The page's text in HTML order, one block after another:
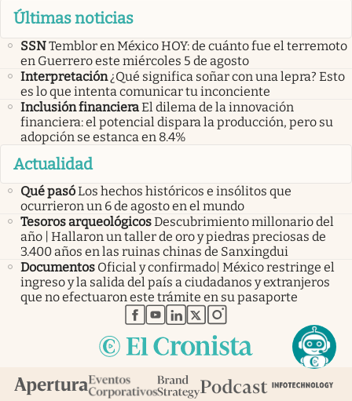
Últimas noticias
SSNTemblor en México HOY: de cuánto fue el terremoto
en Guerrero este miércoles 5 de agosto
Interpretación ¿Qué significa soñar con una lepra? Esto
es lo que intenta comunicar tu inconciente
Inclusión financieraEl dilema de la innovación
financiera: el potencial dispara la producción, pero su
adopción se estanca en 8.4%
Actualidad
Qué pasóLos hechos históricos e insólitos que
ocurrieron un 6 de agosto en el mundo
Tesoros arqueológicosDescubrimiento millonario del
año | Hallaron un taller de oro y piedras preciosas de
3.400 años en las ruinas chinas de Sanxingdui
Documentos Oficial y confirmado| México restringe el
ingreso y la salida del país a ciudadanos y extranjeros
que no efectuaron este trámite en su pasaporte
abre en nueva pestaña
abre en nueva pestaña
abre en nueva pestaña
abre en nueva pestaña
abre en nueva pestaña